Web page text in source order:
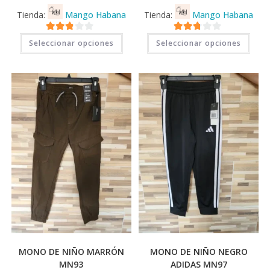
Tienda: Mango Habana
2.71
de 5
Seleccionar opciones
Este
producto
tiene
variantes.
Las
opciones
se
pueden
elegir
en
la
página
de
producto
Tienda: Mango Habana
2.71
de 5
Seleccionar opciones
Este
tiene
Las
se
en
la
de
MONO DE NIÑO MARRÓN
MN93
MONO DE NIÑO NEGRO
ADIDAS MN97